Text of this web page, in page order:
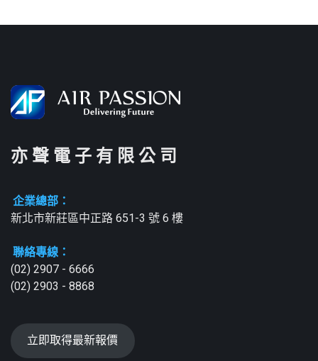
亦 聲 電 子 有 限 公 司
企業總部：
新北市新莊區中正路 651-3 號 6 樓
聯絡專線：
(02) 2907 - 6666
(02) 2903 - 8868
立即取得最新報價